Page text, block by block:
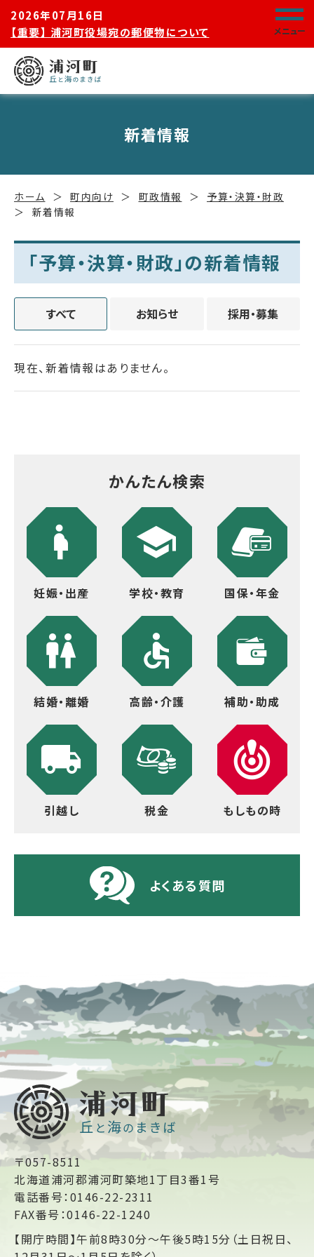
2026年07月16日
【重要】 浦河町役場宛の郵便物について
メニュー
新着情報
ホーム 町内向け 町政情報
予算・決算・財政
新着情報
「予算・決算・財政」の新着情報
すべて お知らせ 採用・募集
現在、新着情報はありません。
かんたん検索
妊娠・出産 学校・教育 国保・年金
結婚・離婚 高齢・介護 補助・助成
引越し 税金 もしもの時
よくある質問
〒057-8511
北海道浦河郡浦河町築地1丁目3番1号
電話番号：0146-22-2311
FAX番号：0146-22-1240
【開庁時間】午前8時30分～午後5時15分（土日祝日、